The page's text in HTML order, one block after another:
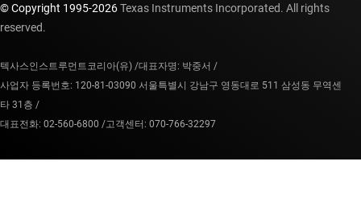
© Copyright 1995-2026Texas Instruments Incorporated. All rights
reserved.
텍사스인스트루먼트코리아(유) /대표자명: 박중서 /
사업자 등록번호: 120-81-03090 서울특별시 강남구 영동대로 511 삼성동 무역센
타 31층 /
대표전화: 02-560-6800 /고객센터: 070-766-32297